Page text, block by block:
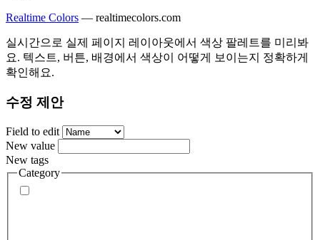
Realtime Colors — realtimecolors.com
실시간으로 실제 페이지 레이아웃에서 색상 팔레트를 미리봐
요. 텍스트, 버튼, 배경에서 색상이 어떻게 보이는지 정확하게
확인해요.
수정 제안
Field to edit
New value
New tags
Category